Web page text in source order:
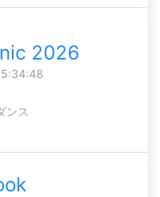
2026
ンス